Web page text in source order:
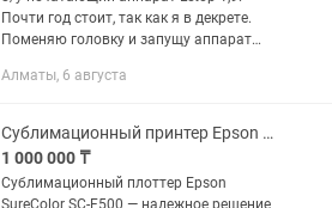
Почти год стоит, так как я в декрете.
Поменяю головку и запущу аппарат
головка Epson XP-600 Ширина печати -
Алматы, 6 августа
Сублимационный принтер Epson SC-F500
1 000 000 ₸
Сублимационный плоттер Epson
SureColor SC-F500 — надежное решение